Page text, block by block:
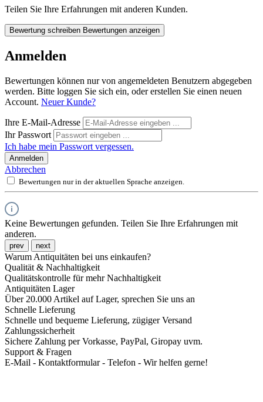
Teilen Sie Ihre Erfahrungen mit anderen Kunden.
Bewertung schreiben Bewertungen anzeigen
Anmelden
Bewertungen können nur von angemeldeten Benutzern abgegeben
werden. Bitte loggen Sie sich ein, oder erstellen Sie einen neuen
Account. Neuer Kunde?
Ihre E-Mail-Adresse
Ihr Passwort
Ich habe mein Passwort vergessen.
Anmelden
Abbrechen
Bewertungen nur in der aktuellen Sprache anzeigen.
Keine Bewertungen gefunden. Teilen Sie Ihre Erfahrungen mit
anderen.
prev next
Warum Antiquitäten bei uns einkaufen?
Qualität & Nachhaltigkeit
Qualitätskontrolle für mehr Nachhaltigkeit
Antiquitäten Lager
Über 20.000 Artikel auf Lager, sprechen Sie uns an
Schnelle Lieferung
Schnelle und bequeme Lieferung, zügiger Versand
Zahlungssicherheit
Sichere Zahlung per Vorkasse, PayPal, Giropay uvm.
Support & Fragen
E-Mail - Kontaktformular - Telefon - Wir helfen gerne!